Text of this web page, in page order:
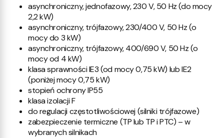
asynchroniczny, jednofazowy, 230 V, 50 Hz (do mocy
2,2 kW)
asynchroniczny, trójfazowy, 230/400 V, 50 Hz (o
mocy do 3 kW)
asynchroniczny, trójfazowy, 400/690 V, 50 Hz (o
mocy od 4 kW)
klasa sprawności IE3 (od mocy 0,75 kW) lub IE2
(poniżej mocy 0,75 kW)
stopień ochrony IP55
klasa izolacji F
do regulacji częstotliwościowej (silniki trójfazowe)
zabezpieczenie termiczne (TP lub TP i PTC) – w
wybranych silnikach